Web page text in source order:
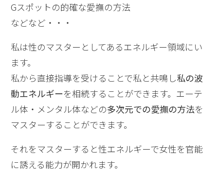
Gスポットの的確な愛撫の方法
などなど・・・
私は性のマスターとしてあるエネルギー領域にい
ます。
私から直接指導を受けることで私と共鳴し私の波
動エネルギーを相続することができます。エーテ
ル体・メンタル体などの多次元での愛撫の方法を
マスターすることができます。
それをマスターすると性エネルギーで女性を官能
に誘える能力が開かれます。